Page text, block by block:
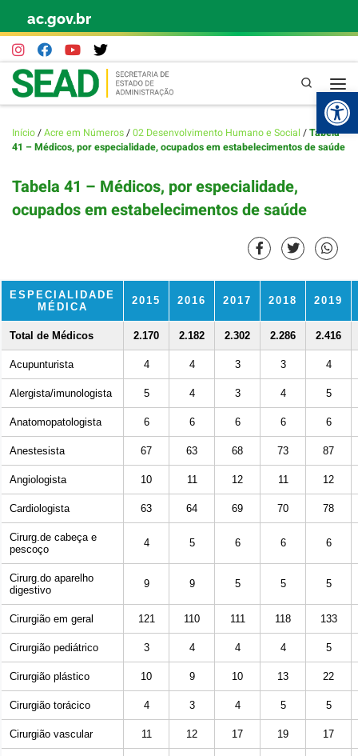
Skip to content
ac.gov.br
Pesquisa
Início/Acre em Números/02 Desenvolvimento Humano e Social /Tabela
41 – Médicos, por especialidade, ocupados em estabelecimentos de saúde
Tabela 41 – Médicos, por especialidade,
ocupados em estabelecimentos de saúde
ESPECIALIDADE
MÉDICA
2015 2016 2017 2018 2019
Total de Médicos 2.170 2.182 2.302 2.286 2.416
Acupunturista 4 4 3 3 4
Alergista/imunologista 5 4 3 4 5
Anatomopatologista 6 6 6 6 6
Anestesista 67 63 68 73 87
Angiologista 10 11 12 11 12
Cardiologista 63 64 69 70 78
Cirurg.de cabeça e
pescoço
4 5 6 6 6
Cirurg.do aparelho
digestivo
9 9 5 5 5
Cirurgião em geral 121 110 111 118 133
Cirurgião pediátrico 3 4 4 4 5
Cirurgião plástico 10 9 10 13 22
Cirurgião torácico 4 3 4 5 5
Cirurgião vascular 11 12 17 19 17